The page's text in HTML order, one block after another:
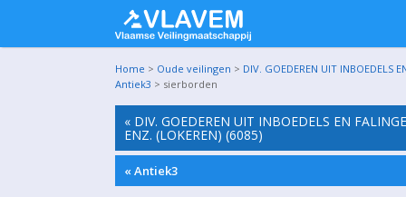
Home > Oude veilingen > DIV. GOEDEREN UIT INBOEDELS
Antiek3 > sierborden
« DIV. GOEDEREN UIT INBOEDELS EN
ENZ. (LOKEREN) (6085)
« Antiek3